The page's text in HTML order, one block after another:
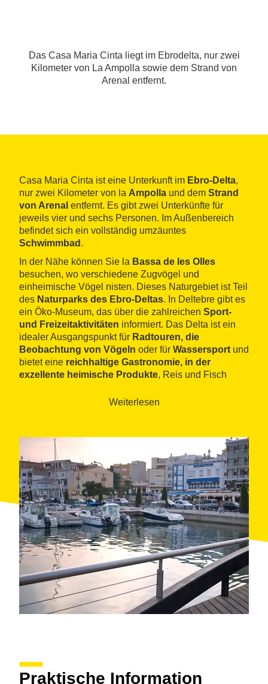
Das Casa Maria Cinta liegt im Ebrodelta, nur zwei
Kilometer von La Ampolla sowie dem Strand von
Arenal entfernt.
Casa Maria Cinta ist eine Unterkunft im Ebro-Delta,
nur zwei Kilometer von la Ampolla und dem Strand
von Arenal entfernt. Es gibt zwei Unterkünfte für
jeweils vier und sechs Personen. Im Außenbereich
befindet sich ein vollständig umzäuntes
Schwimmbad .
In der Nähe können Sie la Bassa de les Olles
besuchen, wo verschiedene Zugvögel und
einheimische Vögel nisten. Dieses Naturgebiet ist Teil
des Naturparks des Ebro-Deltas. In Deltebre gibt es
ein Öko-Museum, das über die zahlreichen Sport-
und Freizeitaktivitäten informiert. Das Delta ist ein
idealer Ausgangspunkt für Radtouren, die
Beobachtung von Vögeln oder für Wassersport und
bietet eine reichhaltige Gastronomie, in der
exzellente heimische Produkte, Reis und Fisch
Weiterlesen
Praktische Information